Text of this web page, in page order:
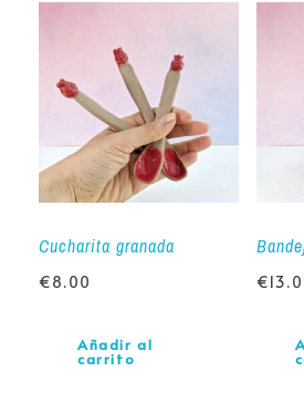
Cucharita granada
€8.00
Añadir al
carrito
€